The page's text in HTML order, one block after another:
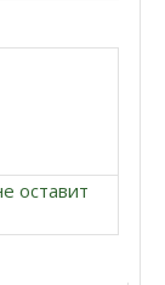
оставит